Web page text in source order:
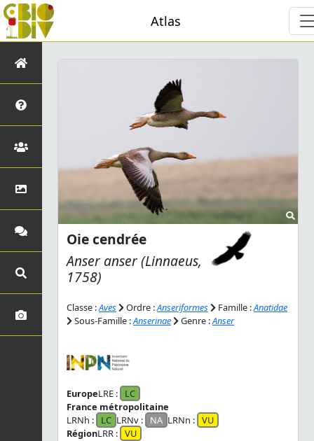
Atlas
Oie cendrée
Anser anser(Linnaeus,
1758)
Classe :Aves Ordre :Anseriformes Famille :Anatidae
Sous-Famille :Anserinae Genre :Anser
EuropeLRE :
LC
France métropolitaine
LRNh :
LC LRNv : NA LRNn : VU
RégionLRR : VU